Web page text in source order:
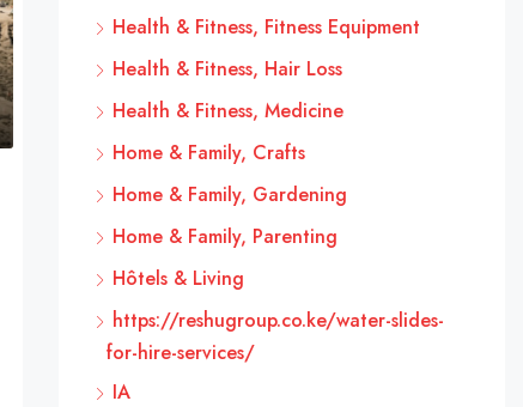
Health & Fitness, Fitness Equipment
Health & Fitness, Hair Loss
Health & Fitness, Medicine
Home & Family, Crafts
Home & Family, Gardening
Home & Family, Parenting
Hôtels & Living
https://reshugroup.co.ke/water-slides-
for-hire-services/
IA